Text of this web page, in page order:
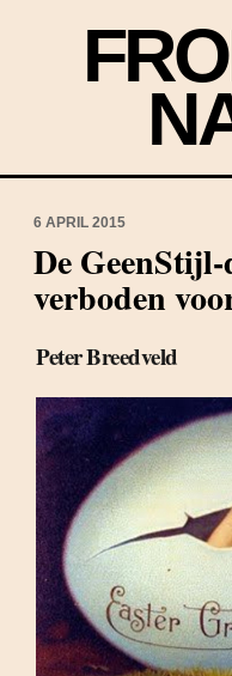
6 APRIL 2015
De
verboden
Peter Breedveld